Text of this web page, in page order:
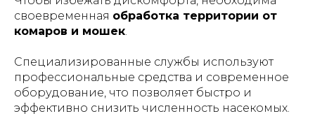
своевременная обработка территории от
комаров и мошек.
Специализированные службы используют
профессиональные средства и современное
оборудование, что позволяет быстро и
эффективно снизить численность насекомых.